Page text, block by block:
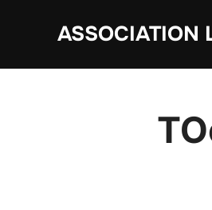
ASSOCIATION